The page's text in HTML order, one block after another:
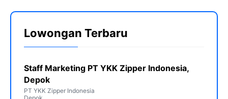
Lowongan Terbaru
Staff Marketing PT YKK Zipper Indonesia,
Depok
PT YKK Zipper Indonesia